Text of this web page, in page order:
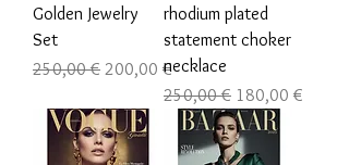
Golden Jewelry
Set
Prezzo regolare
250,00 € Prezzo scontato
200,00 €
rhodium plated
statement choker
necklace
Prezzo regolare
250,00 € Prezzo scontato
180,00 €